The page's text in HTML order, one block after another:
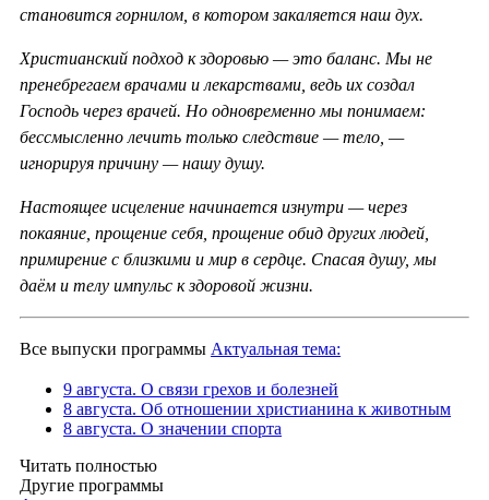
становится горнилом, в котором закаляется наш дух.
Христианский подход к здоровью — это баланс. Мы не
пренебрегаем врачами и лекарствами, ведь их создал
Господь через врачей. Но одновременно мы понимаем:
бессмысленно лечить только следствие — тело, —
игнорируя причину — нашу душу.
Настоящее исцеление начинается изнутри — через
покаяние, прощение себя, прощение обид других людей,
примирение с близкими и мир в сердце. Спасая душу, мы
даём и телу импульс к здоровой жизни.
Все выпуски программы Актуальная тема:
9 августа. О связи грехов и болезней
8 августа. Об отношении христианина к животным
8 августа. О значении спорта
Читать полностью
Другие программы